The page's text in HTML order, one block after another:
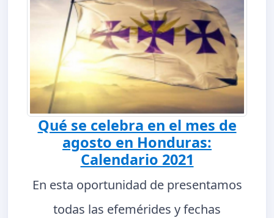
Qué se celebra en el mes de
agosto en Honduras:
Calendario 2021
En esta oportunidad de presentamos
todas las efemérides y fechas